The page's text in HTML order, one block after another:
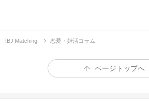
IBJ Matching 恋愛・婚活コラム
ページトップへ